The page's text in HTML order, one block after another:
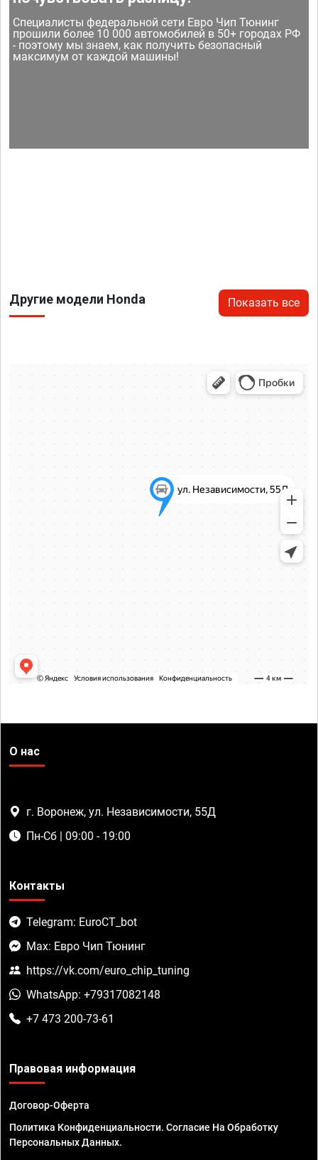
Специалисты федеральной сети Евро Чип Тюнинг
прошили более 10 000 автомобилей в 50+ городах РФ
- поэтому мы знаем, как получить безопасный
максимум от каждой машины!
Другие модели Honda Показать все
О нас
г. Воронеж, ул. Независимости, 55Д
Пн-Сб | 09:00 - 19:00
Контакты
Telegram: EuroCT_bot
Max: Евро Чип Тюнинг
https://vk.com/euro_chip_tuning
WhatsApp: +79317082148
+7 473 200-73-61
Правовая информация
Договор-Оферта
Политика Конфиденциальности. Согласие На Обработку
Персональных Данных.